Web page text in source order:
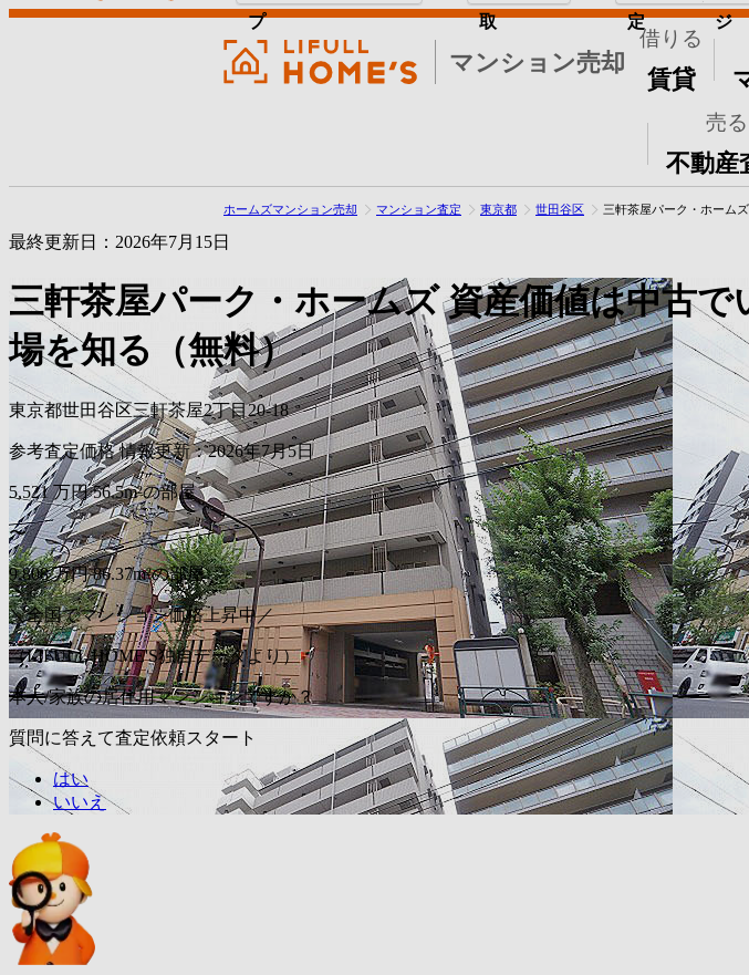
マンション売却
借りる
賃貸
売る
不動産
プ 取 定 ジ
ホームズマンション売却 マンション査定 東京都 世田谷区 三軒茶屋パーク・ホームズ
最終更新日：2026年7月15日
三軒茶屋パーク・ホームズ 資産価値は中古で
場を知る（無料）
東京都世田谷区三軒茶屋2丁目20-18
参考査定価格 情報更新：2026年7月5日
5,521 万円 56.5m²の部屋
〜
9,808 万円 86.37m²の部屋
＼全国でマンション価格上昇中／
（LIFULL HOME'S独自データより）
本人/家族の居住用マンションですか？
質問に答えて査定依頼スタート
はい
いいえ